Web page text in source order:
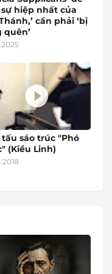
hiệp nhất của
cần phải ‘bị
quên’
sáo trúc "Phó
(Kiều Linh)